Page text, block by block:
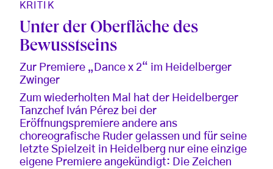
KRITIK
Unter der Oberfläche des
Bewusstseins
Zur Premiere „Dance x 2“ im Heidelberger
Zwinger
Zum wiederholten Mal hat der Heidelberger
Tanzchef Iván Pérez bei der
Eröffnungspremiere andere ans
choreografische Ruder gelassen und für seine
letzte Spielzeit in Heidelberg nur eine einzige
eigene Premiere angekündigt: Die Zeichen